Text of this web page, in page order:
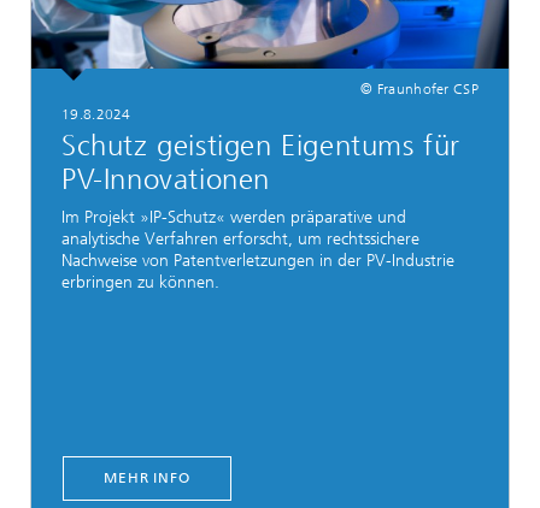
© Fraunhofer CSP
19.8.2024
Schutz geistigen Eigentums für
PV-Innovationen
Im Projekt »IP-Schutz« werden präparative und
analytische Verfahren erforscht, um rechtssichere
Nachweise von Patentverletzungen in der PV-Industrie
erbringen zu können.
MEHR INFO